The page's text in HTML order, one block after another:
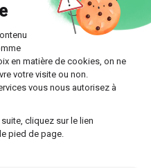
macroéconomiques ou la
euros constants
évolution du niveau
à éviter
budgetssans
purementnominale
d'achat
de base